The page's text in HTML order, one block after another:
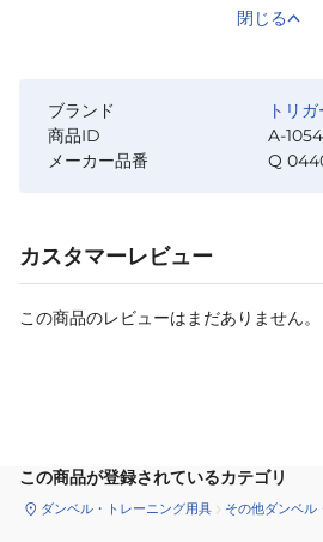
閉じる
ブランド
トリ
商品ID
A-
メーカー品番
Q
カスタマーレビュー
この商品のレビューはまだありません。
この商品が登録されているカテゴリ
ダンベル・トレーニング用具 その他ダンベル